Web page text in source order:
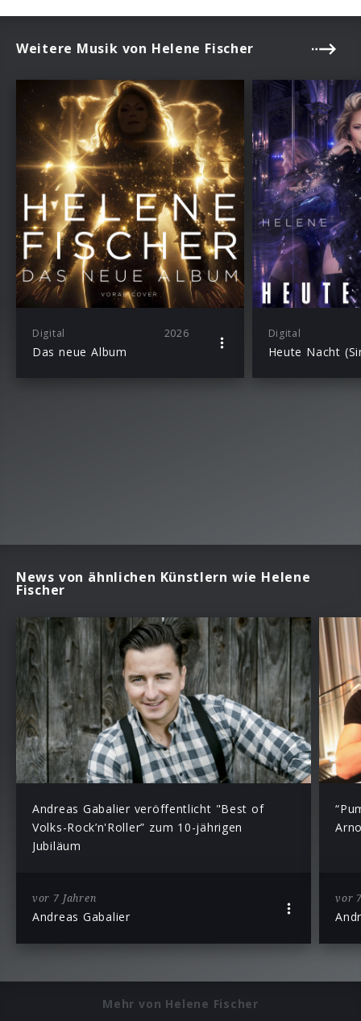
Weitere Musik von Helene Fischer
Digital 2026
Das neue Album
Digital
Heute Nacht
News von ähnlichen Künstlern wie Helene
Fischer
Andreas Gabalier veröffentlicht "Best of
Volks-Rock’n'Roller” zum 10-jährigen
Jubiläum
vor 7 Jahren
Andreas Gabalier
vor
Mehr von Helene Fischer